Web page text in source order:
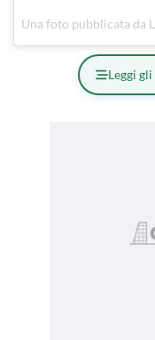
Leggi